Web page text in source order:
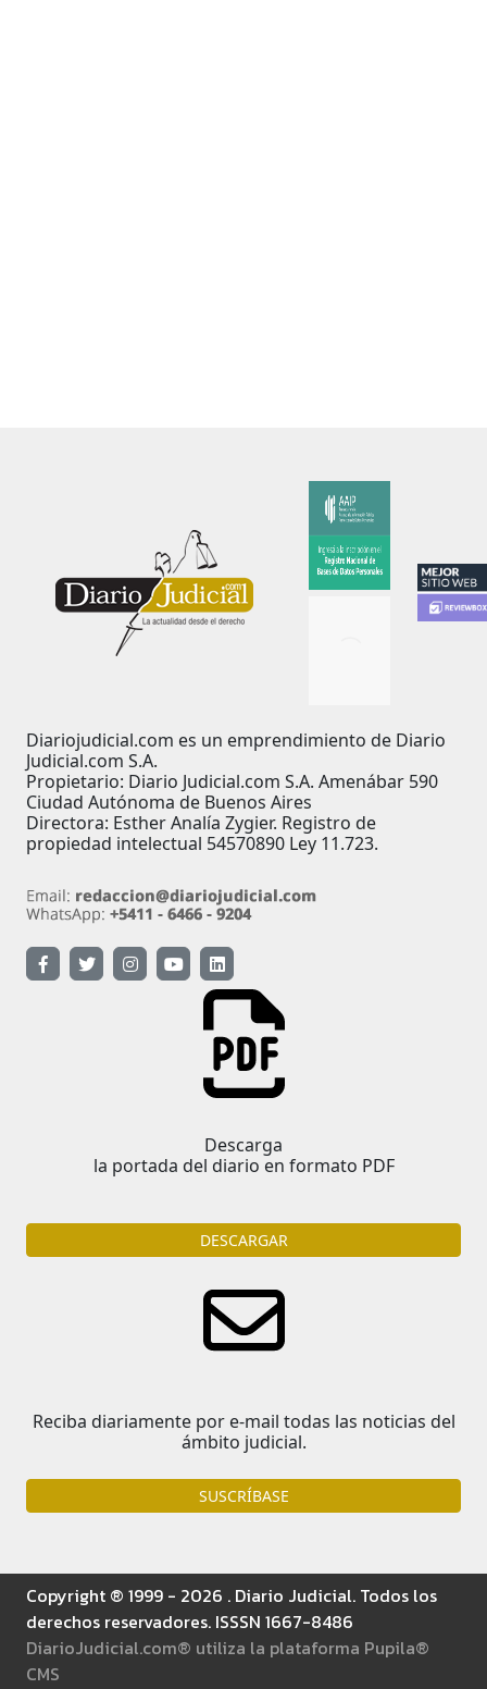
Diariojudicial.com es un emprendimiento de Diario
Judicial.com S.A.
Propietario: Diario Judicial.com S.A. Amenábar 590
Ciudad Autónoma de Buenos Aires
Directora: Esther Analía Zygier. Registro de
propiedad intelectual 54570890 Ley 11.723.
Descarga
la portada del diario en formato PDF
DESCARGAR
Reciba diariamente por e-mail todas las noticias del
ámbito judicial.
SUSCRÍBASE
Copyright ® 1999 - 2026 . Diario Judicial. Todos los
derechos reservadores. ISSSN 1667-8486
DiarioJudicial.com® utiliza la plataforma Pupila®
CMS